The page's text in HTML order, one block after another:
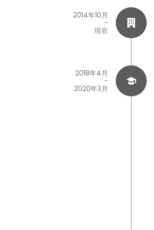
2014年10月
-
現在
2018年4月
-
2020年3月